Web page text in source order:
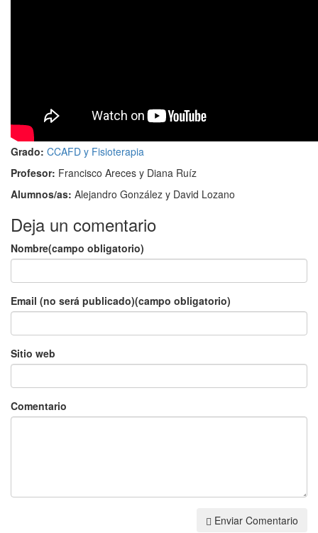
Grado: CCAFD y Fisioterapia
Profesor: Francisco Areces y Diana Ruíz
Alumnos/as: Alejandro González y David Lozano
Deja un comentario
Nombre(campo obligatorio)
Email (no será publicado)(campo obligatorio)
Sitio web
Comentario
Enviar Comentario